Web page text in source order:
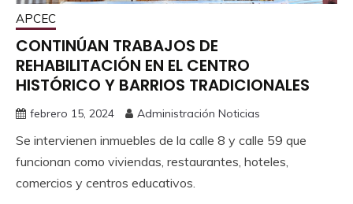
APCEC
CONTINÚAN TRABAJOS DE
REHABILITACIÓN EN EL CENTRO
HISTÓRICO Y BARRIOS TRADICIONALES
febrero 15, 2024 Administración Noticias
Se intervienen inmuebles de la calle 8 y calle 59 que
funcionan como viviendas, restaurantes, hoteles,
comercios y centros educativos.